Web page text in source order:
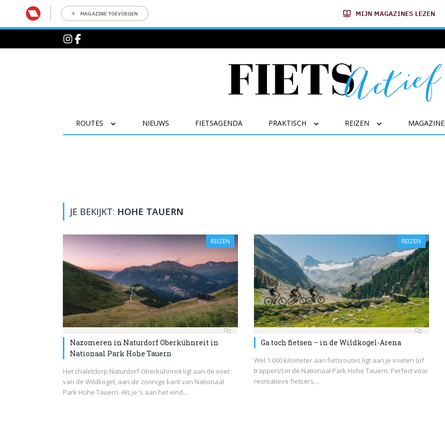
MAGAZINE TOEVOEGEN MIJN MAGAZINES LEZEN
ROUTES NIEUWS FIETSAGENDA PRAKTISCH REIZEN MAGAZINE
JE BEKIJKT: HOHE TAUERN
REIZEN
Nazomeren in Naturdorf Oberkühnreit in
Nationaal Park Hohe Tauern
Het chaletdorp Naturdorf Oberkühnreit ligt aan de voet
van de Wildkogel, aan de zonnige kant van Nationaal
Park Hohe Tauern. Als je ’s aan het eind...
REIZEN
Ga toch fietsen – in de Wildkogel-Arena
Wel 1.000 kilometer aan fietsroutes ligt aan je voeten (of
trappers!) in de Nationaal Park Hohe Tauern. Perfect voor
recreatieve fietsers,...